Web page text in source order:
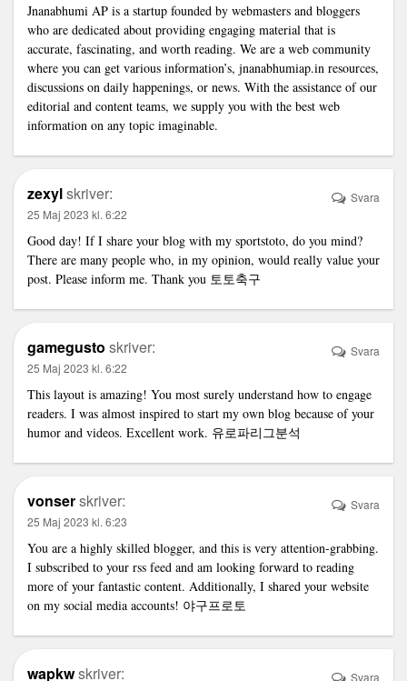
Jnanabhumi AP is a startup founded by webmasters and bloggers
who are dedicated about providing engaging material that is
accurate, fascinating, and worth reading. We are a web community
where you can get various information’s, jnanabhumiap.in resources,
discussions on daily happenings, or news. With the assistance of our
editorial and content teams, we supply you with the best web
information on any topic imaginable.
zexylskriver:
25 Maj 2023 kl. 6:22
Good day! If I share your blog with my sportstoto, do you mind?
There are many people who, in my opinion, would really value your
post. Please inform me. Thank you 토토축구
Svara
gamegusto skriver:
25 Maj 2023 kl. 6:22
This layout is amazing! You most surely understand how to engage
readers. I was almost inspired to start my own blog because of your
humor and videos. Excellent work. 유로파리그분석
Svara
vonserskriver:
25 Maj 2023 kl. 6:23
You are a highly skilled blogger, and this is very attention-grabbing.
I subscribed to your rss feed and am looking forward to reading
more of your fantastic content. Additionally, I shared your website
on my social media accounts! 야구프로토
Svara
wapkwskriver: Svara